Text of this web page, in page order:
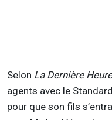
Selon La Dernière Heure
agents avec le
pour que son fils